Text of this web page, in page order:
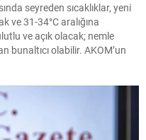
seyreden sıcaklıklar, yeni
ve 31-34°C aralığına
ve açık olacak; nemle
bunaltıcı olabilir. AKOM’un
Parçalı bulutlu, en